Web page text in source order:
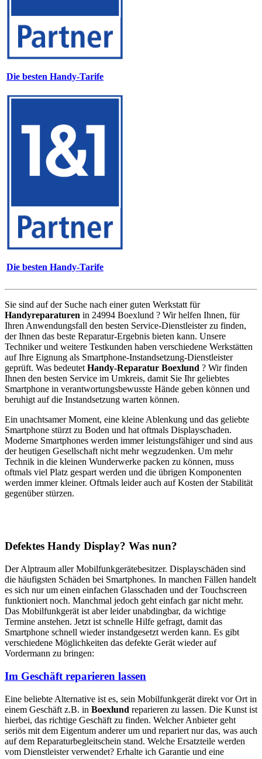
Die besten Handy-Tarife
Die besten Handy-Tarife
Sie sind auf der Suche nach einer guten Werkstatt für
Handyreparaturen in 24994 Boexlund ? Wir helfen Ihnen, für
Ihren Anwendungsfall den besten Service-Dienstleister zu finden,
der Ihnen das beste Reparatur-Ergebnis bieten kann. Unsere
Techniker und weitere Testkunden haben verschiedene Werkstätten
auf Ihre Eignung als Smartphone-Instandsetzung-Dienstleister
geprüft. Was bedeutet Handy-Reparatur Boexlund ? Wir finden
Ihnen den besten Service im Umkreis, damit Sie Ihr geliebtes
Smartphone in verantwortungsbewusste Hände geben können und
beruhigt auf die Instandsetzung warten können.
Ein unachtsamer Moment, eine kleine Ablenkung und das geliebte
Smartphone stürzt zu Boden und hat oftmals Displayschaden.
Moderne Smartphones werden immer leistungsfähiger und sind aus
der heutigen Gesellschaft nicht mehr wegzudenken. Um mehr
Technik in die kleinen Wunderwerke packen zu können, muss
oftmals viel Platz gespart werden und die übrigen Komponenten
werden immer kleiner. Oftmals leider auch auf Kosten der Stabilität
gegenüber stürzen.
Defektes Handy Display? Was nun?
Der Alptraum aller Mobilfunkgerätebesitzer. Displayschäden sind
die häufigsten Schäden bei Smartphones. In manchen Fällen handelt
es sich nur um einen einfachen Glasschaden und der Touchscreen
funktioniert noch. Manchmal jedoch geht einfach gar nicht mehr.
Das Mobilfunkgerät ist aber leider unabdingbar, da wichtige
Termine anstehen. Jetzt ist schnelle Hilfe gefragt, damit das
Smartphone schnell wieder instandgesetzt werden kann. Es gibt
verschiedene Möglichkeiten das defekte Gerät wieder auf
Vordermann zu bringen:
Im Geschäft reparieren lassen
Eine beliebte Alternative ist es, sein Mobilfunkgerät direkt vor Ort in
einem Geschäft z.B. in Boexlund reparieren zu lassen. Die Kunst ist
hierbei, das richtige Geschäft zu finden. Welcher Anbieter geht
seriös mit dem Eigentum anderer um und repariert nur das, was auch
auf dem Reparaturbegleitschein stand. Welche Ersatzteile werden
vom Dienstleister verwendet? Erhalte ich Garantie und eine